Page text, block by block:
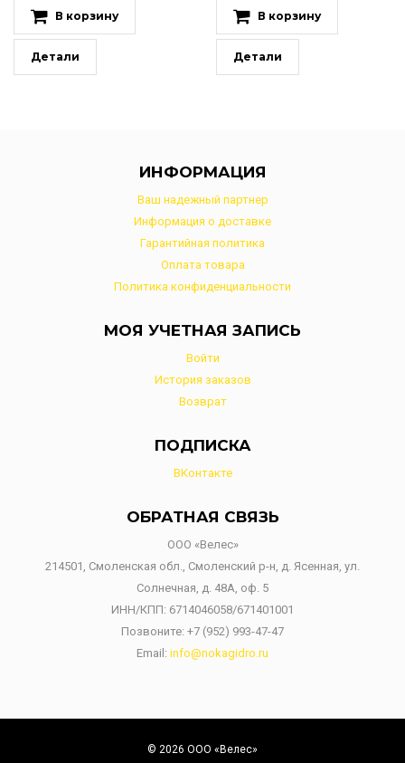
В корзину
Детали
В корзину
Детали
ИНФОРМАЦИЯ
Ваш надежный партнер
Информация о доставке
Гарантийная политика
Оплата товара
Политика конфиденциальности
МОЯ УЧЕТНАЯ ЗАПИСЬ
Войти
История заказов
Возврат
ПОДПИСКА
ВКонтакте
ОБРАТНАЯ СВЯЗЬ
ООО «Велес»
214501, Смоленская обл., Смоленский р-н, д. Ясенная, ул.
Солнечная, д. 48А, оф. 5
ИНН/КПП: 6714046058/671401001
Позвоните: +7 (952) 993-47-47
Email: info@nokagidro.ru
© 2026 ООО «Велес»